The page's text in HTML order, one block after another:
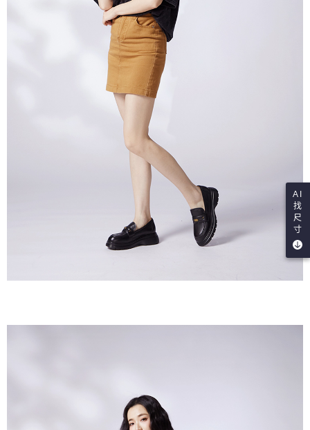
AI
找
尺
寸